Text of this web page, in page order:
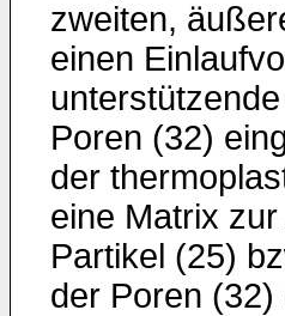
zweiten,
einen
Poren (32)
der
eine Matrix
Partikel (25)
der Poren (32)